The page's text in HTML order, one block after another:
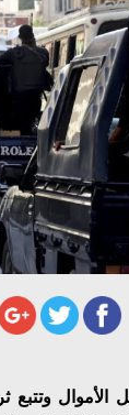
الأموال وتتبع